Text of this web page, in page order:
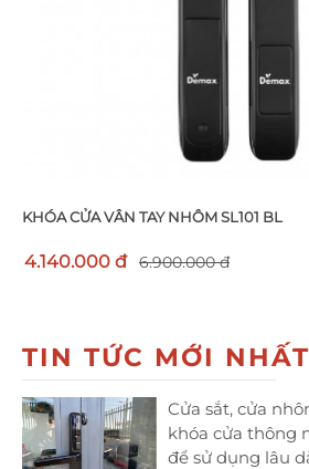
KHÓA CỬA VÂN TAY NHÔM SL101 BL
4.140.000 đ 6.900.000 đ
TIN TỨC MỚI NHẤT
Cửa sắt, cửa
khóa cửa thông
để sử dụng lâu